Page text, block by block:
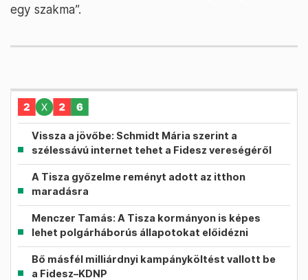
egy szakma”.
Vissza a jövőbe: Schmidt Mária szerint a
szélessávú internet tehet a Fidesz vereségéről
A Tisza győzelme reményt adott az itthon
maradásra
Menczer Tamás: A Tisza kormányon is képes
lehet polgárháborús állapotokat előidézni
Bő másfél milliárdnyi kampányköltést vallott be
a Fidesz–KDNP